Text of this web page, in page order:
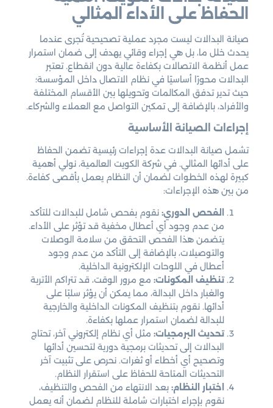
الحفاظ على الأداء المثالي
صيانة البدالات ليست مجرد عملية تصحيحية تُجرى عندما
يحدث خلل ما، بل هي إجراء وقائي يهدف إلى ضمان استمرار
عمل أنظمة الاتصالات بكفاءة عالية دون انقطاع. تعتبر
البدالات محورًا أساسيًا في نظام الاتصال داخل المؤسسة؛
حيث تدير تدفق المكالمات وتحويلها بين الأقسام المختلفة
والأفراد، بالإضافة إلى تمكين التواصل مع العملاء والشركاء.
إجراءات الصيانة الأساسية
تشمل صيانة البدالات عدة إجراءات رئيسية تضمن الحفاظ
على أدائها المثالي. في شركة الكويت العالمية، نولي أهمية
كبيرة لهذه الخطوات لضمان أن النظام يعمل بأقصى كفاءة.
من بين هذه الإجراءات:
الفحص الدوري: نقوم بفحص شامل للبدالات للتأكد
من عدم وجود أي أعطال مخفية قد تؤثر على الأداء.
يتضمن هذا الفحص التحقق من سلامة الوصلات
والتوصيلات، بالإضافة إلى التأكد من عدم وجود
أعطال في اللوحات الإلكترونية الداخلية.
تنظيف المكونات: مع مرور الوقت، قد تتراكم الأتربة
والغبار داخل البدالة، مما يمكن أن يؤثر سلبًا على
أدائها. نقوم بتنظيف المكونات الداخلية والخارجية
للبدالة لضمان استمرار عملها بكفاءة.
تحديث البرمجيات: مثل أي نظام إلكتروني آخر، تحتاج
البدالات إلى تحديثات برمجية دورية لتحسين أدائها
وتصحيح أي أخطاء أو ثغرات. نحرص على تثبيت آخر
التحديثات المتاحة للحفاظ على استقرار النظام.
اختبار النظام: بعد الانتهاء من الفحص والتنظيف،
نقوم بإجراء اختبارات شاملة للنظام لضمان أنه يعمل